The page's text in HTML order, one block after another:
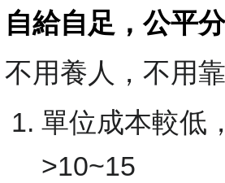
自給自足，公平
不用養人，不用
單位成本較低
>10~15